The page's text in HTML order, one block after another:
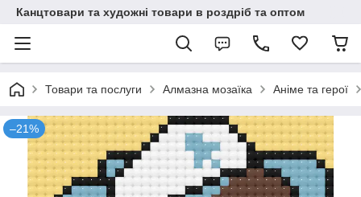
Канцтовари та художні товари в роздріб та оптом
Товари та послуги Алмазна мозаїка Аніме та герої
–21%